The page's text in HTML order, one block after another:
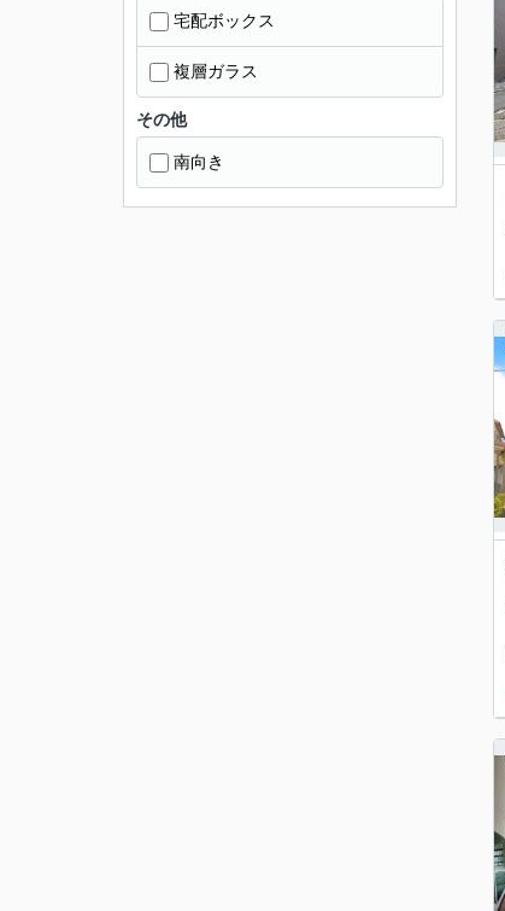
宅配ボックス
複層ガラス
その他
南向き